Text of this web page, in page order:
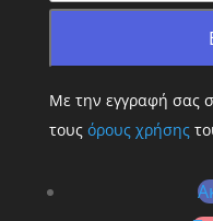
Με την εγγραφή σας
τους όρους χρήσης